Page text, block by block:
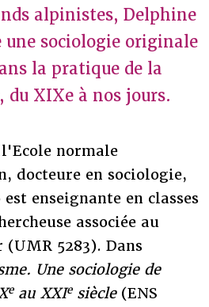
alpinistes, Delphine
une sociologie originale
la pratique de la
XIXe à nos jours.
normale
docteure en sociologie,
enseignante en classes
associée au
(UMR 5283). Dans
Une sociologie de
eau XXIesiècle (ENS